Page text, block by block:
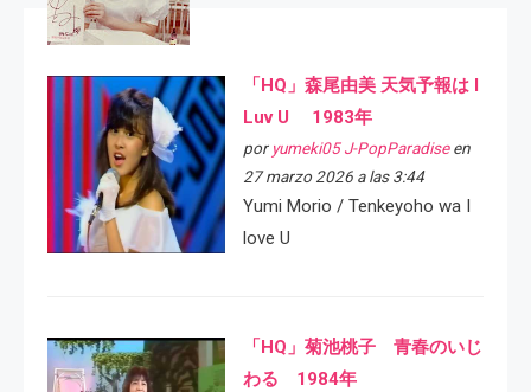
「HQ」森尾由美 天気予報は I
Luv U 1983年
por yumeki05 J-PopParadiseen
27 marzo 2026 a las 3:44
Yumi Morio / Tenkeyoho wa I
love U
「HQ」菊池桃子 青春のいじ
わる 1984年